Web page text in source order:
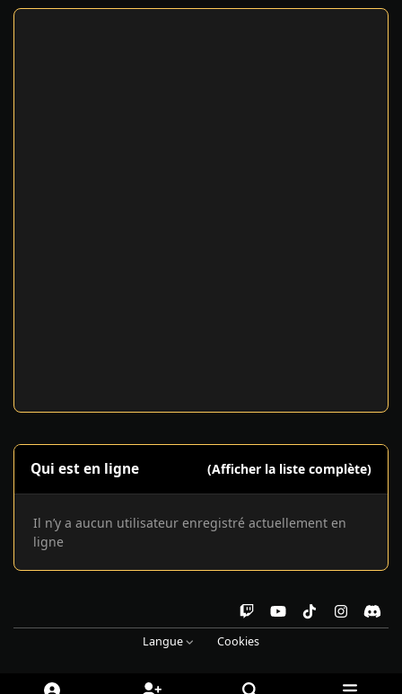
Qui est en ligne (Afficher la liste complète)
Il n’y a aucun utilisateur enregistré actuellement en
ligne
w
i
o
i
n
d
i
Langue Cookies